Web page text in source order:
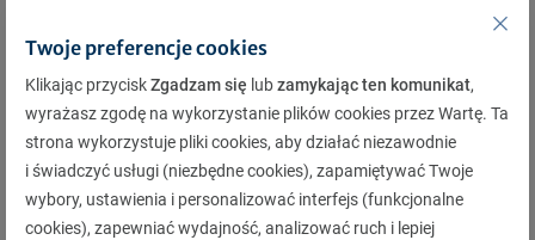
przewlekłej, na którą się leczysz, ubezpieczenie już w
zakresie podstawowym pokryje koszty leczenia.
Złamania, zwichnięcia, kontuzje za
Twoje preferencje cookies
Klikając przyciskZgadzam się lubzamykając ten komunikat,
wyrażasz zgodę na wykorzystanie plików cookies przez Wartę. Ta
strona wykorzystuje pliki cookies, aby działać niezawodnie
i świadczyć usługi (niezbędne cookies), zapamiętywać Twoje
wybory, ustawienia i personalizować interfejs (funkcjonalne
cookies), zapewniać wydajność, analizować ruch i lepiej